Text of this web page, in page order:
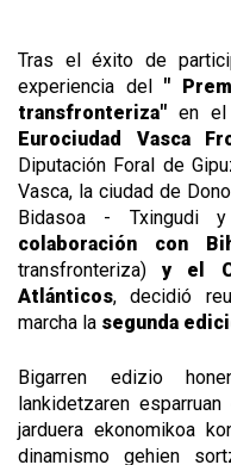
Tras el éxito de
experiencia del "
transfronteriza" en
Eurociudad Vasca
Diputación Foral de
Vasca, la ciudad de
Bidasoa - Txingudi
colaboración con
transfronteriza)y el
Atlánticos, decidió
marcha la segunda
Bigarren edizio
lankidetzaren
jarduera ekonomikoa
dinamismo gehien